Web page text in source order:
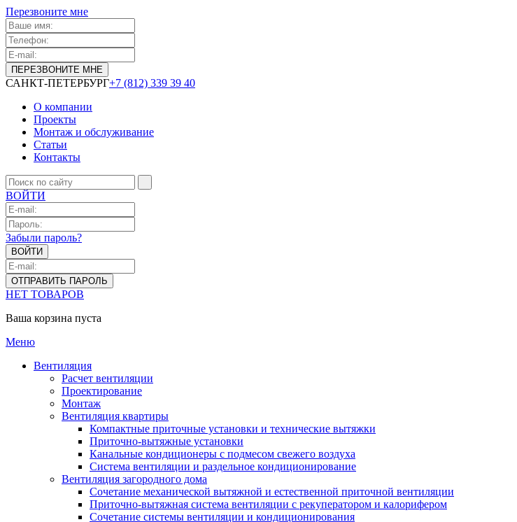
Перезвоните мне
САНКТ-ПЕТЕРБУРГ+7 (812) 339 39 40
О компании
Проекты
Монтаж и обслуживание
Статьи
Контакты
ВОЙТИ
Забыли пароль?
НЕТ ТОВАРОВ
Ваша корзина пуста
Меню
Вентиляция
Расчет вентиляции
Проектирование
Монтаж
Вентиляция квартиры
Компактные приточные установки и технические вытяжки
Приточно-вытяжные установки
Канальные кондиционеры с подмесом свежего воздуха
Cистема вентиляции и раздельное кондиционирование
Вентиляция загородного дома
Сочетание механической вытяжной и естественной приточной вентиляции
Приточно-вытяжная система вентиляции с рекуператором и калорифером
Сочетание системы вентиляции и кондиционирования